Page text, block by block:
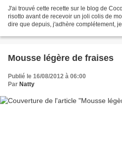
J'ai trouvé cette recette sur le blog de
risotto avant de recevoir un joli colis de
dire que depuis, j'adhère complétement,
Mousse légère de fraises
Publié le 16/08/2012 à 06:00
Par Natty